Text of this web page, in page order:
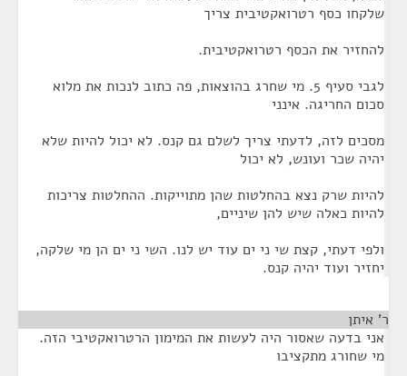
שלקחו כסף רטרואקטיבית צריך
להחזיר את הכסף רטרואקטיבית.
לגבי סעיף 5. מי שחרג בהוצאות, פה כתוב לנכות את מלוא
סכום החריגה. אינני
מסכים לזה, לדעתי צריך לשלם גם קנס. לא יכול להיות שלא
יהיה שכר ועונש, לא יכול
להיות שרק נצא בהחלטות שהן מתוייקות. ההחלטות צריכות
להיות כאלה שיש להן שיניים,
ולפי דעתי, קצת שי ני ים עוד יש לנו. השי ני ים הן מי שלקה,
יחזיר ועוד יהיה קנס.
ר' איתן
אני בדעה שאסור היה לעשות את המימון הרטרואקטיבי הזה.
מי שחורג מתקציבו